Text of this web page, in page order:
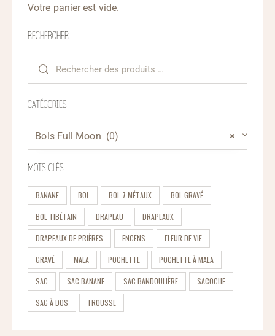
Votre panier est vide.
RECHERCHER
CATÉGORIES
×
Bols Full Moon (0)
MOTS CLÉS
BANANE BOL BOL 7 MÉTAUX BOL GRAVÉ
BOL TIBÉTAIN DRAPEAU DRAPEAUX
DRAPEAUX DE PRIÈRES ENCENS FLEUR DE VIE
GRAVÉ MALA POCHETTE POCHETTE À MALA
SAC SAC BANANE SAC BANDOULIÈRE SACOCHE
SAC À DOS TROUSSE